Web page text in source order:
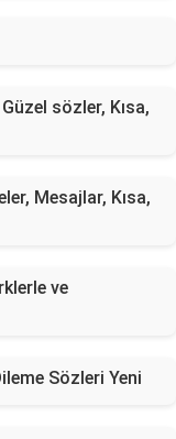
sözler, Kısa,
Mesajlar, Kısa,
ve
Sözleri Yeni